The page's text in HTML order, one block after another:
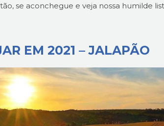
se aconchegue e veja nossa humilde
EM 2021 – JALAPÃO